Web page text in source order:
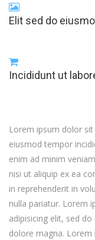
Elit sed do
Incididunt ut
Lorem ipsum dolor
eiusmod tempor
enim ad minim
nisi ut aliquip ex ea
in reprehenderit in
nulla pariatur. Lorem
adipisicing elit, sed
dolore magna.